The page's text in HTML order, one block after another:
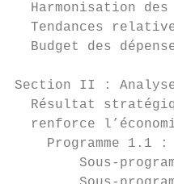
Harmonisation
Tendances
Budget des
Section II :
Résultat
renforce
Programme 1.1
Sous-